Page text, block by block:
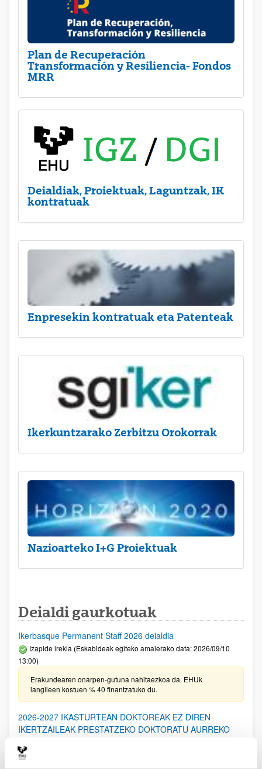
Plan de Recuperación
Transformación y Resiliencia- Fondos
MRR
Deialdiak, Proiektuak, Laguntzak, IK
kontratuak
Enpresekin kontratuak eta Patenteak
Ikerkuntzarako Zerbitzu Orokorrak
Nazioarteko I+G Proiektuak
Deialdi gaurkotuak
Ikerbasque Permanent Staff 2026 deialdia
Izapide irekia (Eskabideak egiteko amaierako data: 2026/09/10
13:00)
Erakundearen onarpen-gutuna nahitaezkoa da. EHUk
langileen kostuen % 40 finantzatuko du.
2026-2027 IKASTURTEAN DOKTOREAK EZ DIREN
IKERTZAILEAK PRESTATZEKO DOKTORATU AURREKO
berriztapenak (Eusko Jaurlaritza)
Aurkezteko epea itxita: 2026/06/19 - 2026/07/20